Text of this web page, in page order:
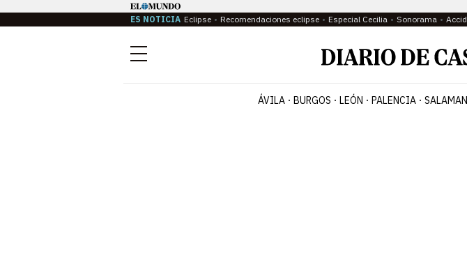
ES NOTICIA Eclipse Recomendaciones eclipse Especial Cecilia Sonorama
Menú
ÁVILA BURGOS LEÓN PALENCIA